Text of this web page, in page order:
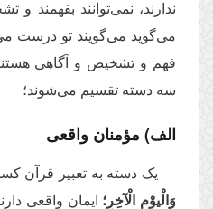
ندارند، نمی‌توانند بفهمند
می‌گوید می‌گویند تو درست
فهم و تشخیص و آگاهی
سه دسته تقسیم می‌شوند؛
الف) مؤمنان واقعی
یک دسته به تعبیر قرآن
وَالْیوْمِ الْآخِرِ؛ ایمان واقعی